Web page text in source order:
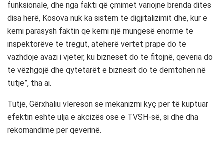
funksionale, dhe nga fakti që çmimet variojnë brenda ditës
disa herë, Kosova nuk ka sistem të digjitalizimit dhe, kur e
kemi parasysh faktin që kemi një mungesë enorme të
inspektorëve të tregut, atëherë vërtet prapë do të
vazhdojë avazi i vjetër, ku bizneset do të fitojnë, qeveria do
të vëzhgojë dhe qytetarët e biznesit do të dëmtohen në
tutje”, tha ai.
Tutje, Gërxhaliu vlerëson se mekanizmi kyç për të kuptuar
efektin është ulja e akcizës ose e TVSH-së, si dhe dha
rekomandime për qeverinë.